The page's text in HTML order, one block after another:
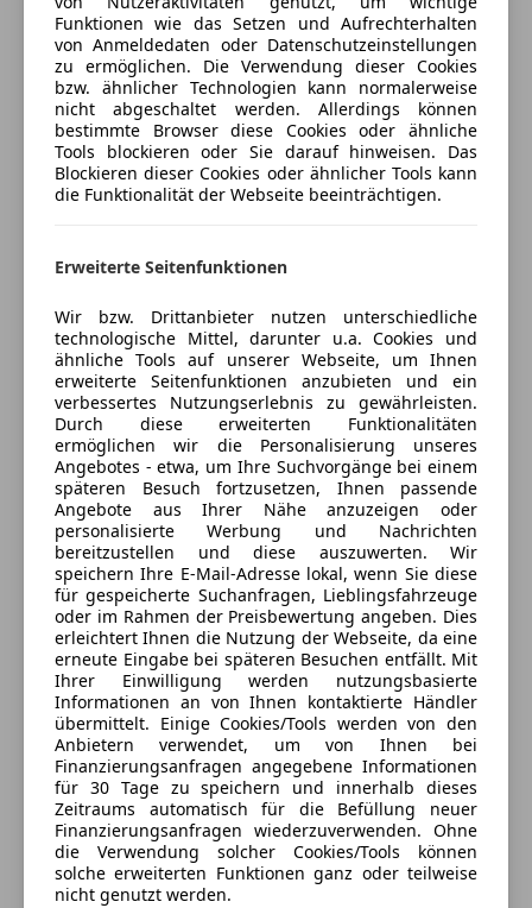
Musikstreaming integriert
Radio
Soundsystem
USB
Volldigitales Kombiinstrument
W-Lan / Wifi Hotspot
Sicherheit
Abstandstempomat
Beifahrerairbag
ESP
Fahrerairbag
Fernlichtassistent
Geschwindigkeits-begrenzungsanlage
Isofix
Kopfairbag
LED-Tagfahrlicht
Nebelscheinwerfer
Notbremsassistent
Notrufsystem
Reifendruckkontrollsystem
Seitenairbag
Servolenkung
Spurhalteassistent
Totwinkel-Assistent
Traktionskontrolle
Verkehrszeichenerkennung
Voll-LED Scheinwerfer
Wegfahrsperre
Zentralverriegelung mit Funkfernbedienung
Werksgarantie bis 30.06.2027
14642Auto einfach online versichern & Rabatt holen
Jetzt berechnen
Sternebewertung 5 von 5
5Sterne
(96% Weiterempfehlungen)
Anbieter auf AutoScout24 seit 2012
Showroom
Geöffnet
Schließt um 18:00
Wiener Straße 106,
7100 Neusiedl am See, AT
Kontakt
Alle Fahrzeuge des Anbieters
Anbieter kontaktieren
Deine Nachricht
Funktionen wie das Setzen und Aufrechterhalten
von Anmeldedaten oder Datenschutzeinstellungen
zu ermöglichen. Die Verwendung dieser Cookies
bzw. ähnlicher Technologien kann normalerweise
nicht abgeschaltet werden. Allerdings können
bestimmte Browser diese Cookies oder ähnliche
Tools blockieren oder Sie darauf hinweisen. Das
Blockieren dieser Cookies oder ähnlicher Tools kann
die Funktionalität der Webseite beeinträchtigen.
Erweiterte Seitenfunktionen
Wir bzw. Drittanbieter nutzen unterschiedliche
technologische Mittel, darunter u.a. Cookies und
ähnliche Tools auf unserer Webseite, um Ihnen
erweiterte Seitenfunktionen anzubieten und ein
verbessertes Nutzungserlebnis zu gewährleisten.
Durch diese erweiterten Funktionalitäten
ermöglichen wir die Personalisierung unseres
Angebotes - etwa, um Ihre Suchvorgänge bei einem
späteren Besuch fortzusetzen, Ihnen passende
Angebote aus Ihrer Nähe anzuzeigen oder
personalisierte Werbung und Nachrichten
bereitzustellen und diese auszuwerten. Wir
speichern Ihre E-Mail-Adresse lokal, wenn Sie diese
für gespeicherte Suchanfragen, Lieblingsfahrzeuge
oder im Rahmen der Preisbewertung angeben. Dies
erleichtert Ihnen die Nutzung der Webseite, da eine
erneute Eingabe bei späteren Besuchen entfällt. Mit
Ihrer Einwilligung werden nutzungsbasierte
Informationen an von Ihnen kontaktierte Händler
übermittelt. Einige Cookies/Tools werden von den
Anbietern verwendet, um von Ihnen bei
Finanzierungsanfragen angegebene Informationen
für 30 Tage zu speichern und innerhalb dieses
Zeitraums automatisch für die Befüllung neuer
Finanzierungsanfragen wiederzuverwenden. Ohne
die Verwendung solcher Cookies/Tools können
solche erweiterten Funktionen ganz oder teilweise
nicht genutzt werden.